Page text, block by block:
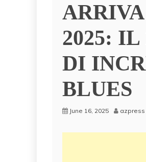
2025:
DI
BLUES
June 16, 2025 azpress